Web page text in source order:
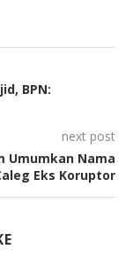
BPN:
next post
Umumkan Nama
Eks Koruptor